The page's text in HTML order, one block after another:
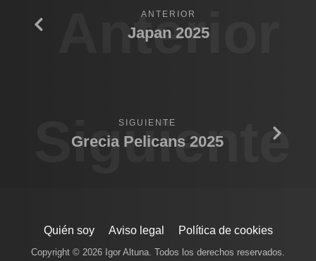
Anterior
ANTERIOR
Japan 2025
Siguiente
SIGUIENTE
Grecia Pelicans 2025
Quién soy Aviso legal Política de cookies
Copyright © 2026 Igor Altuna. Todos los derechos reservados.